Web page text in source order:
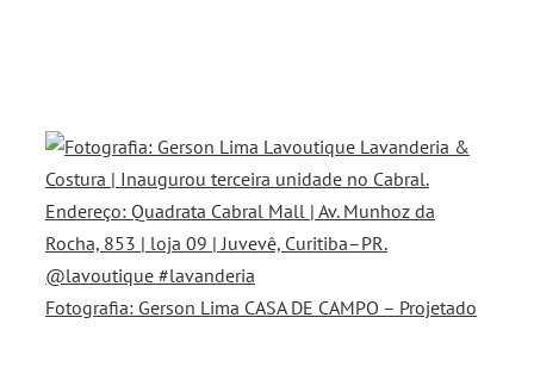
Fotografia: Gerson Lima CASA DE CAMPO – Projetado